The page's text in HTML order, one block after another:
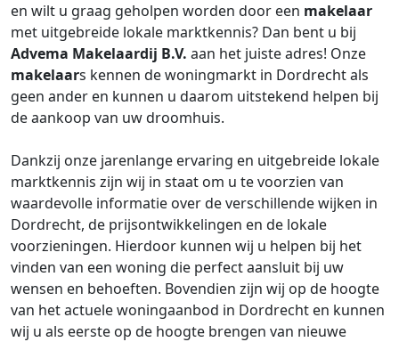
en wilt u graag geholpen worden door een makelaar
met uitgebreide lokale marktkennis? Dan bent u bij
Advema Makelaardij B.V. aan het juiste adres! Onze
makelaars kennen de woningmarkt in Dordrecht als
geen ander en kunnen u daarom uitstekend helpen bij
de aankoop van uw droomhuis.
Dankzij onze jarenlange ervaring en uitgebreide lokale
marktkennis zijn wij in staat om u te voorzien van
waardevolle informatie over de verschillende wijken in
Dordrecht, de prijsontwikkelingen en de lokale
voorzieningen. Hierdoor kunnen wij u helpen bij het
vinden van een woning die perfect aansluit bij uw
wensen en behoeften. Bovendien zijn wij op de hoogte
van het actuele woningaanbod in Dordrecht en kunnen
wij u als eerste op de hoogte brengen van nieuwe